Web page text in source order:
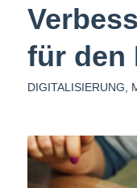
für den
DIGITALISIERUNG